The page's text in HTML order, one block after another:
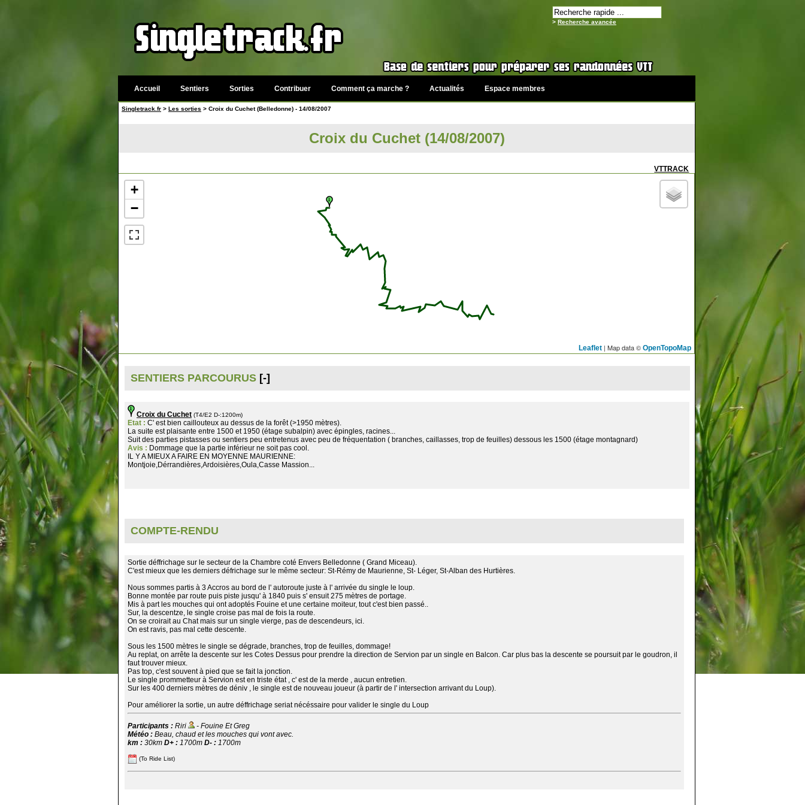
> Recherche avancée
Accueil Sentiers Sorties Contribuer Comment ça marche ? Actualités Espace membres
Singletrack.fr > Les sorties > Croix du Cuchet (Belledonne) - 14/08/2007
Croix du Cuchet (14/08/2007)
VTTRACK
+
−
Leaflet | Map data © OpenTopoMap
SENTIERS PARCOURUS [-]
Croix du Cuchet (T4/E2 D-:1200m)
Etat : C' est bien caillouteux au dessus de la forêt (>1950 mètres).
La suite est plaisante entre 1500 et 1950 (étage subalpin) avec épingles, racines...
Suit des parties pistasses ou sentiers peu entretenus avec peu de fréquentation ( branches, caillasses, trop de feuilles) dessous les 1500 (étage montagnard)
Avis : Dommage que la partie inférieur ne soit pas cool.
IL Y A MIEUX A FAIRE EN MOYENNE MAURIENNE:
Montjoie,Dérrandières,Ardoisières,Oula,Casse Massion...
COMPTE-RENDU
Sortie déffrichage sur le secteur de la Chambre coté Envers Belledonne ( Grand Miceau).
C'est mieux que les derniers défrichage sur le même secteur: St-Rémy de Maurienne, St- Léger, St-Alban des Hurtières.
Nous sommes partis à 3 Accros au bord de l' autoroute juste à l' arrivée du single le loup.
Bonne montée par route puis piste jusqu' à 1840 puis s' ensuit 275 mètres de portage.
Mis à part les mouches qui ont adoptés Fouine et une certaine moiteur, tout c'est bien passé..
Sur, la descentze, le single croise pas mal de fois la route.
On se croirait au Chat mais sur un single vierge, pas de descendeurs, ici.
On est ravis, pas mal cette descente.
Sous les 1500 mètres le single se dégrade, branches, trop de feuilles, dommage!
Au replat, on arrête la descente sur les Cotes Dessus pour prendre la direction de Servion par un single en Balcon. Car plus bas la descente se poursuit par le goudron, il
faut trouver mieux.
Pas top, c'est souvent à pied que se fait la jonction.
Le single prommetteur à Servion est en triste état , c' est de la merde , aucun entretien.
Sur les 400 derniers mètres de déniv , le single est de nouveau joueur (à partir de l' intersection arrivant du Loup).
Pour améliorer la sortie, un autre déffrichage seriat nécéssaire pour valider le single du Loup
Participants : Riri
- Fouine Et Greg
Météo : Beau, chaud et les mouches qui vont avec.
km : 30km D+ : 1700m D- : 1700m
(To Ride List)